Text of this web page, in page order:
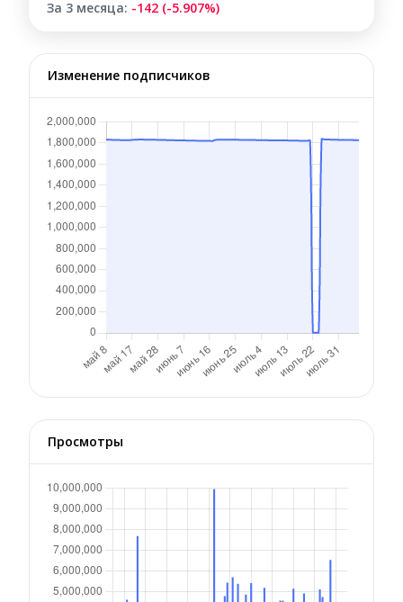
За 3 месяца: -142 (-5.907%)
Изменение подписчиков
Просмотры